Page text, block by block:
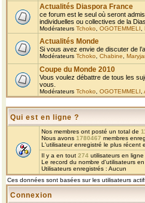
Actualités Diaspora France
ce forum est le seul où seront
individuelles ou collectives de la
Modérateurs Tchoko OGOTEMMELI
Actualités Monde
Si vous avez envie de discuter de
Modérateurs Tchoko Chabine
Coupe du Monde 2010
Vous voulez débattre de tous les
vous.
Modérateurs Tchoko OGOTEMMELI
Qui est en ligne ?
Nos membres ont posté un total de
Nous avons 1780467 membres
L'utilisateur enregistré le plus récent
Il y a en tout 274 utilisateurs en
Le record du nombre d'utilisateurs
Utilisateurs enregistrés : Aucun
Ces données sont basées sur les utilisateurs
Connexion